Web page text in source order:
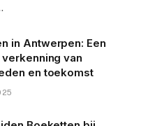
in Antwerpen: Een
van
en toekomst